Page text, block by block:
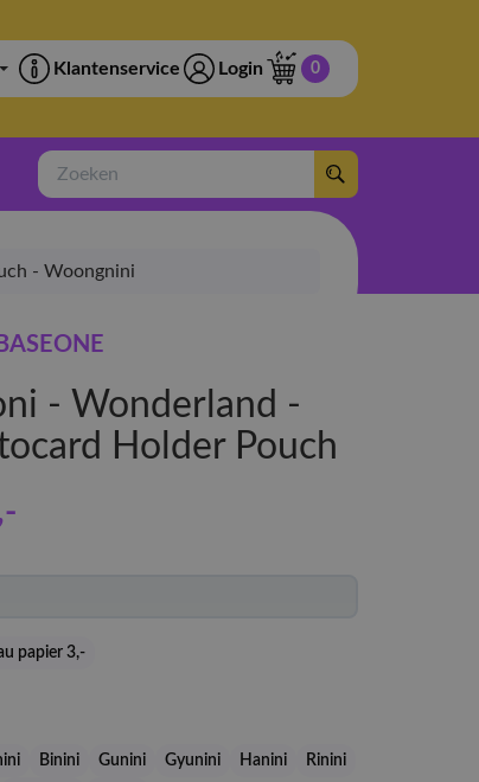
Klantenservice Login 0
Zoeken
- Woongnini
- Wonderland -
Holder Pouch
papier 3,-
Binini Gunini Gyunini Hanini
Rinini